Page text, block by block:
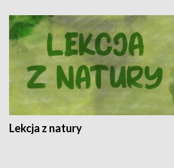
Lekcja z natury